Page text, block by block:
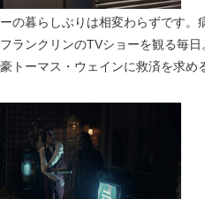
の暮らしぶりは相変わらずです。
ランクリンのTVショーを観る毎
トーマス・ウェインに救済を求め